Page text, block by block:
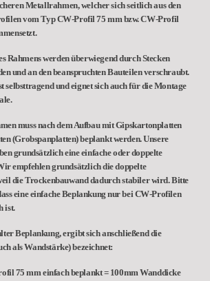
Metallrahmen, welcher sich seitlich aus den
vom Typ CW-Profil 75 mm bzw. CW-Profil
Rahmens werden überwiegend durch Stecken
und an den beanspruchten Bauteilen verschraubt.
selbsttragend und eignet sich auch für die Montage
muss nach dem Aufbau mit Gipskartonplatten
(Grobspanplatten) beplankt werden. Unsere
grundsätzlich eine einfache oder doppelte
empfehlen grundsätzlich die doppelte
die Trockenbauwand dadurch stabiler wird. Bitte
eine einfache Beplankung nur bei CW-Profilen
ist.
Beplankung, ergibt sich anschließend die
als Wandstärke) bezeichnet:
75 mm einfach beplankt = 100mm Wanddicke